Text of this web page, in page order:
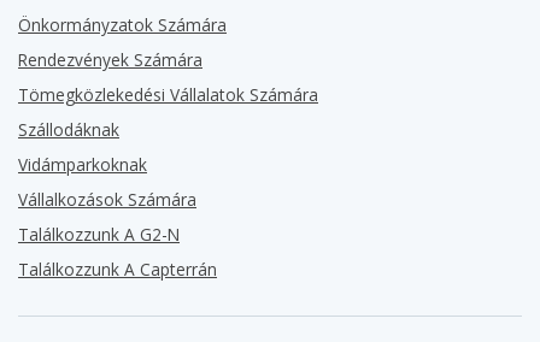
Önkormányzatok Számára
Rendezvények Számára
Tömegközlekedési Vállalatok Számára
Szállodáknak
Vidámparkoknak
Vállalkozások Számára
Találkozzunk A G2-N
Találkozzunk A Capterrán